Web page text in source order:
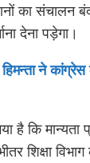
का संचालन
देना पड़ेगा।
हिमन्ता ने
है कि मान्यता
शिक्षा